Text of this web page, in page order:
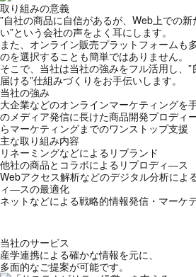
取り組みの意義
”自社の商品に自信があるが、Web上での
い”という会社の声をよく耳にします。
また、オンライン販売プラットフォームも
のを選択することも簡単ではありません。
そこで、当社は当社の強みをフル活用し、
届ける”仕組みづくりをお手伝いします。
当社の強み
大企業などのオンラインマーケティングを
のメディア発信に長けた商品開発プロディ
らマーケティングまでのワンストップ支援
主な取り組み内容
リネーミングなどによるリブランド
他社の商品とコラボによるリプロディ―ス
Webアクセス解析などのデジタル分析によ
ィ―スの最適化
ネットなどによる戦略的情報発信・マーケ
当社のサービス
産学連携による確かな情報を元に、
多面的なご提案が可能です。